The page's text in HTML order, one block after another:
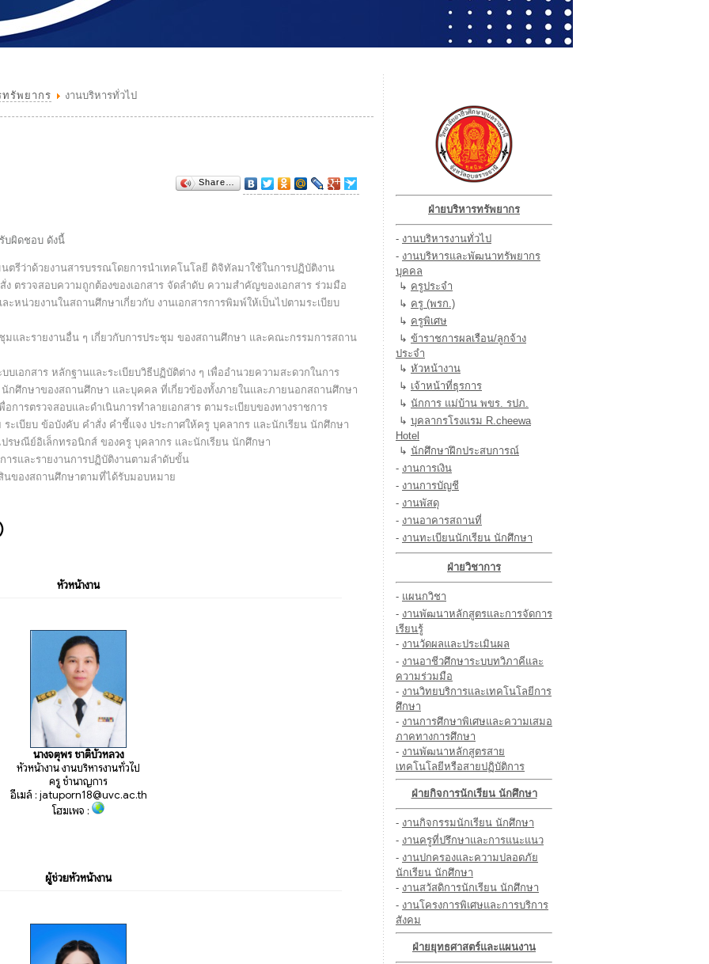
รัพยากร งานบริหารทั่วไป
Share…
บผิดชอบ ดังนี้
ตรีว่าด้วยงานสารบรรณโดยการนําเทคโนโลยี ดิจิทัลมาใช้ในการปฏิบัติงาน
ง ตรวจสอบความถูกต้องของเอกสาร จัดลําดับ ความสําคัญของเอกสาร ร่วมมือ
หน่วยงานในสถานศึกษาเกี่ยวกับ งานเอกสารการพิมพ์ให้เป็นไปตามระเบียบ
มและรายงานอื่น ๆ เกี่ยวกับการประชุม ของสถานศึกษา และคณะกรรมการสถาน
บบเอกสาร หลักฐานและระเบียบวิธีปฏิบัติต่าง ๆ เพื่ออํานวยความสะดวกในการ
กศึกษาของสถานศึกษา และบุคคล ที่เกี่ยวข้องทั้งภายในและภายนอกสถานศึกษา
อการตรวจสอบและดําเนินการทําลายเอกสาร ตามระเบียบของทางราชการ
ระเบียบ ข้อบังคับ คําสั่ง คําชี้แจง ประกาศให้ครู บุคลากร และนักเรียน นักศึกษา
ปรษณีย์อิเล็กทรอนิกส์ ของครู บุคลากร และนักเรียน นักศึกษา
รและรายงานการปฏิบัติงานตามลําดับขั้น
นของสถานศึกษาตามที่ได้รับมอบหมาย
ฝ่ายบริหารทรัพยากร
- งานบริหารงานทั่วไป
- งานบริหารและพัฒนาทรัพยากร
บุคคล
↳ ครูประจำ
↳ ครู (พรก.)
↳ ครูพิเศษ
↳ ข้าราชการผลเรือน/ลูกจ้าง
ประจำ
↳ หัวหน้างาน
↳ เจ้าหน้าที่ธุรการ
↳ นักการ แม่บ้าน พขร. รปภ.
↳ บุคลากรโรงแรม R.cheewa
Hotel
↳ นักศึกษาฝึกประสบการณ์
- งานการเงิน
- งานการบัญชี
- งานพัสดุ
- งานอาคารสถานที่
- งานทะเบียนนักเรียน นักศึกษา
ฝ่ายวิชาการ
- แผนกวิชา
- งานพัฒนาหลักสูตรและการจัดการ
เรียนรู้
- งานวัดผลและประเมินผล
- งานอาชีวศึกษาระบบทวิภาคีและ
ความร่วมมือ
- งานวิทยบริการและเทคโนโลยีการ
ศึกษา
- งานการศึกษาพิเศษและความเสมอ
ภาคทางการศึกษา
- งานพัฒนาหลักสูตรสาย
เทคโนโลยีหรือสายปฏิบัติการ
ฝ่ายกิจการนักเรียน นักศึกษา
- งานกิจกรรมนักเรียน นักศึกษา
- งานครูที่ปรึกษาและการแนะแนว
- งานปกครองและความปลอดภัย
นักเรียน นักศึกษา
- งานสวัสดิการนักเรียน นักศึกษา
- งานโครงการพิเศษและการบริการ
สังคม
ฝ่ายยุทธศาสตร์และแผนงาน